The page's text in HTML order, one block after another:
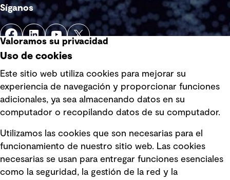
Síganos
Enlaces rápidos
Política de privacidad Política de
Información legal
Valoramos su privacidad
Uso de cookies
Este sitio web utiliza cookies para mejorar su
experiencia de navegación y proporcionar funciones
adicionales, ya sea almacenando datos en su
computador o recopilando datos de su computador.
Utilizamos las cookies que son necesarias para el
funcionamiento de nuestro sitio web. Las cookies
necesarias se usan para entregar funciones esenciales
como la seguridad, la gestión de la red y la